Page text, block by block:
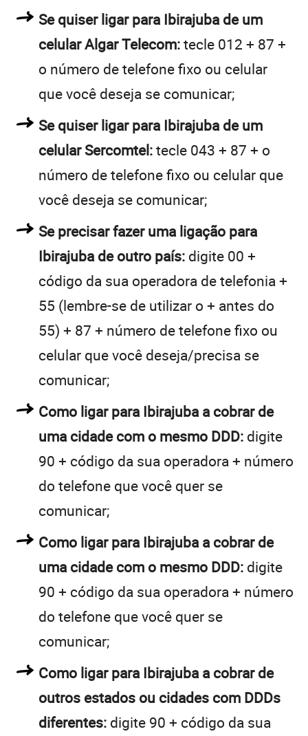
Se quiser ligar para Ibirajuba de um
celular Algar Telecom:tecle 012 + 87 +
o número de telefone fixo ou celular
que você deseja se comunicar;
Se quiser ligar para Ibirajuba de um
celular Sercomtel:tecle 043 + 87 + o
número de telefone fixo ou celular que
você deseja se comunicar;
Se precisar fazer uma ligação para
Ibirajuba de outro país: digite 00 +
código da sua operadora de telefonia +
55 (lembre-se de utilizar o + antes do
55) + 87 + número de telefone fixo ou
celular que você deseja/precisa se
comunicar;
Como ligar para Ibirajuba a cobrar de
uma cidade com o mesmo DDD: digite
90 + código da sua operadora + número
do telefone que você quer se
comunicar;
Como ligar para Ibirajuba a cobrar de
uma cidade com o mesmo DDD: digite
90 + código da sua operadora + número
do telefone que você quer se
comunicar;
Como ligar para Ibirajuba a cobrar de
outros estados ou cidades com DDDs
diferentes: digite 90 + código da sua